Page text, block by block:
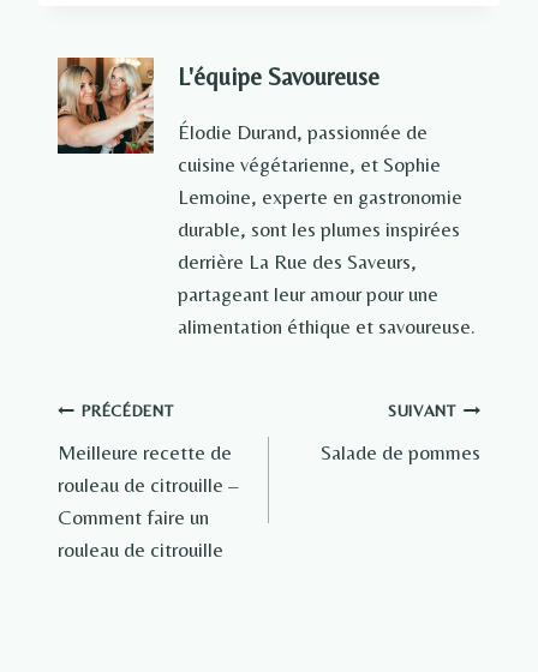
L'équipe Savoureuse
Élodie Durand, passionnée de
cuisine végétarienne, et Sophie
Lemoine, experte en gastronomie
durable, sont les plumes inspirées
derrière La Rue des Saveurs,
partageant leur amour pour une
alimentation éthique et savoureuse.
Navigation
de
l’article
PRÉCÉDENT
Meilleure recette de
rouleau de citrouille –
Comment faire un
rouleau de citrouille
SUIVANT
Salade de pommes